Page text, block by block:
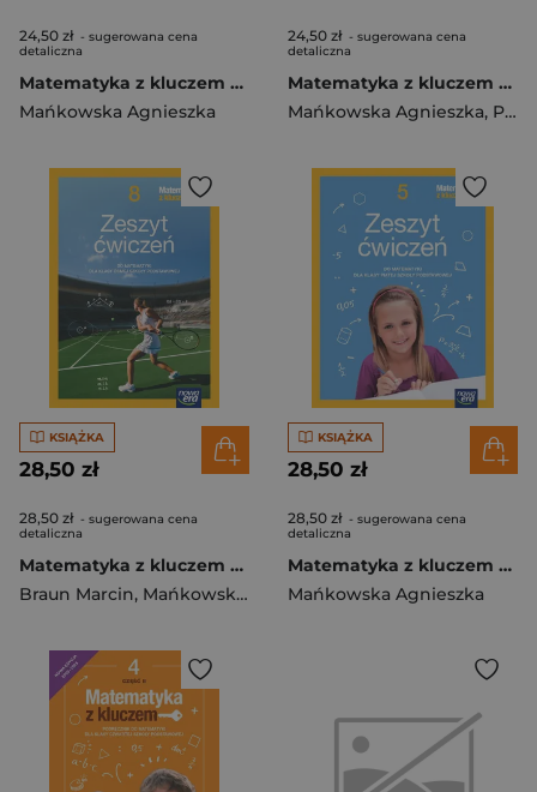
24,50 zł - sugerowana cena
detaliczna
Matematyka z kluczem NEON podręcznik dla klasy 5 część 1 szkoły podstawowej EDYCJA 2024-2026
Mańkowska Agnieszka
24,50 zł - sugerowana cena
detaliczna
Matematyka z kluczem NEON podręcznik dla klasy 5 część 1 szkoły podstawowej EDYCJA 2024-2026
Mańkowska Agnieszka, Paszyńska Małgorzata
KSIĄŻKA
28,50 zł
28,50 zł - sugerowana cena
detaliczna
Matematyka z kluczem NEON zeszyt ćwiczeń dla klasy 8 szkoły podstawowej EDYCJA 2024-2026
Braun Marcin, Mańkowska Agnieszka
KSIĄŻKA
28,50 zł
28,50 zł - sugerowana cena
detaliczna
Matematyka z kluczem NEON zeszyt ćwiczeń dla klasy 5 szkoły podstawowej EDYCJA 2024-2026
Mańkowska Agnieszka